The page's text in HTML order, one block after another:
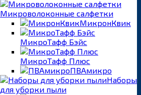
Микроволоконные салфетки
МикронКвик
МикроТафф Бэйс
МикроТафф Плюс
ПВАмикро
Наборы
для уборки пыли